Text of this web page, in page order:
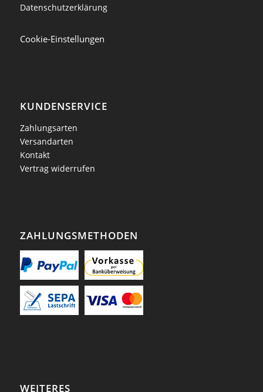
Datenschutzerklärung
Cookie-Einstellungen
KUNDENSERVICE
Zahlungsarten
Versandarten
Kontakt
Vertrag widerrufen
ZAHLUNGSMETHODEN
WEITERES